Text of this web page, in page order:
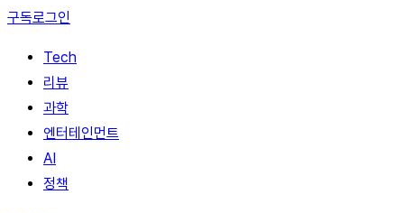
구독로그인
Tech
리뷰
과학
엔터테인먼트
AI
정책